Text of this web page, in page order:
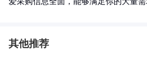
其他推荐